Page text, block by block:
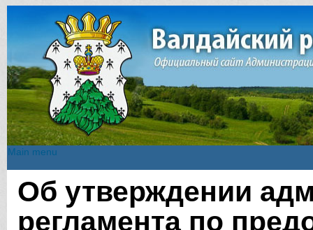
Main menu
Вы здесь
Об утверждении
регламента по